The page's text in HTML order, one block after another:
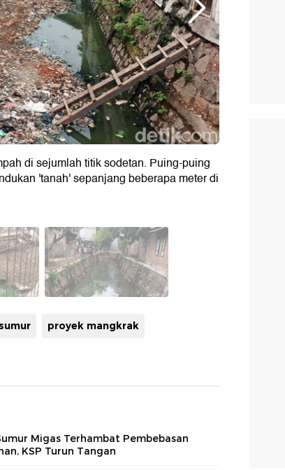
di sejumlah titik sodetan. Puing-puing
'tanah' sepanjang beberapa meter di
proyek mangkrak
Migas Terhambat Pembebasan
KSP Turun Tangan